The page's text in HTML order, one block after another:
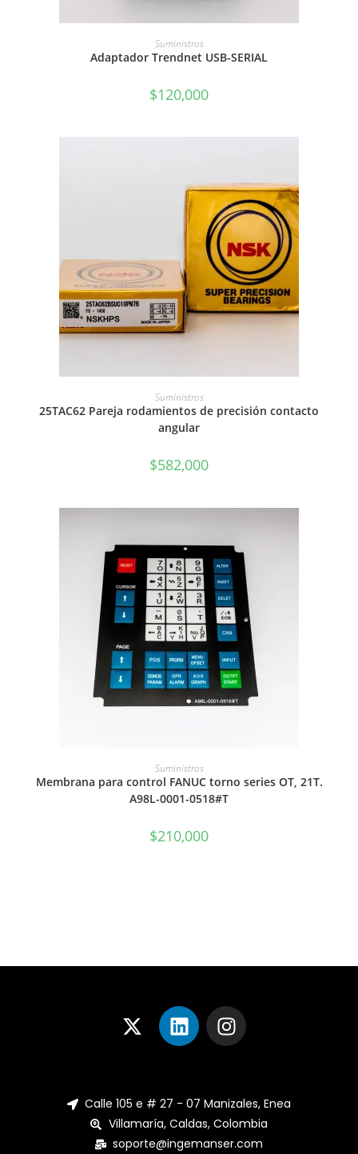
AÑADIR AL CARRITO
Suministros
Adaptador Trendnet USB-SERIAL
$120,000
AÑADIR AL CARRITO
Suministros
25TAC62 Pareja rodamientos de precisión contacto
angular
$582,000
AÑADIR AL CARRITO
Suministros
Membrana para control FANUC torno series OT, 21T.
A98L-0001-0518#T
$210,000
Calle 105 e # 27 - 07 Manizales, Enea
Villamaría, Caldas, Colombia
soporte@ingemanser.com